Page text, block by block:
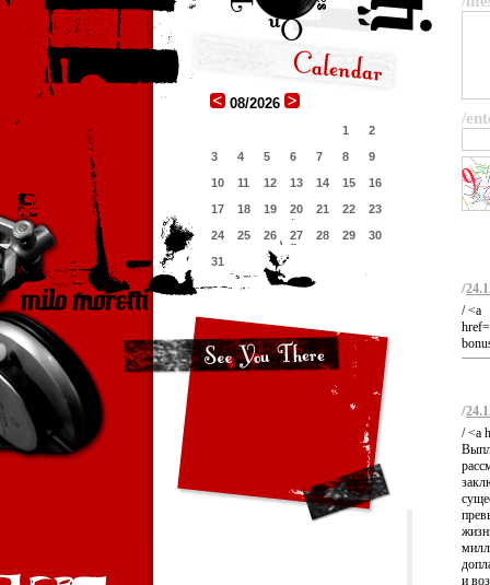
08/2026
1
2
3
4 5 6 7 8
9
10
11 12 13 14 15
16
17
18 19 20 21 22
23
24
25 26 27 28 29
30
31
/
/
/ <a
/
/ <a
и